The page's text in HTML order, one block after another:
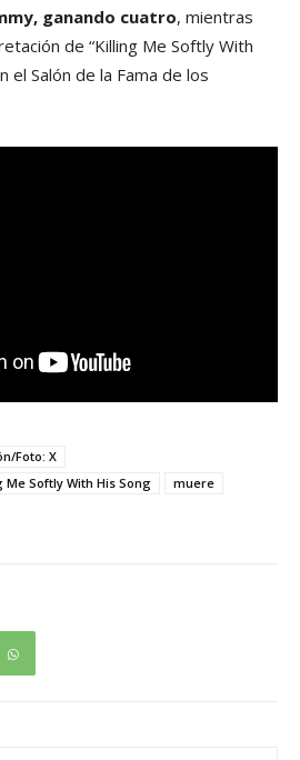
ganando cuatro, mientras
de “Killing Me Softly With
el Salón de la Fama de los
Foto: X
Me Softly With His Song
muere